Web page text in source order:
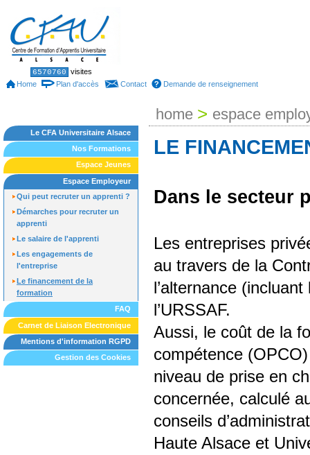
content.
Skip
navigation
6570760 visites
Home
Plan d'accès Contact Demande de renseignement
Le CFA Universitaire Alsace
Nos Formations
Espace Jeunes
Espace Employeur
Qui peut recruter un apprenti ?
Démarches pour recruter un
apprenti
Le salaire de l'apprenti
Les engagements de
l'entreprise
Le financement de la
formation
FAQ
Carnet de Liaison Electronique
Mentions d'information RGPD
Gestion des Cookies
home > espace
LE
Dans le secteur
Les entreprises
au travers de la
l’alternance
l’URSSAF.
Aussi, le coût de la
compétence
niveau de prise en
concernée, calculé
conseils
Haute Alsace et